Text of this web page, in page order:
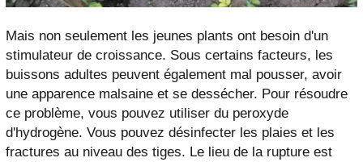
Mais non seulement les jeunes plants ont besoin d'un
stimulateur de croissance. Sous certains facteurs, les
buissons adultes peuvent également mal pousser, avoir
une apparence malsaine et se dessécher. Pour résoudre
ce problème, vous pouvez utiliser du peroxyde
d'hydrogène. Vous pouvez désinfecter les plaies et les
fractures au niveau des tiges. Le lieu de la rupture est